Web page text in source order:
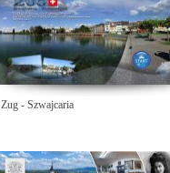
Zug - Szwajcaria